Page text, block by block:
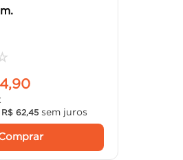
,90
R$ 62, 45sem juros